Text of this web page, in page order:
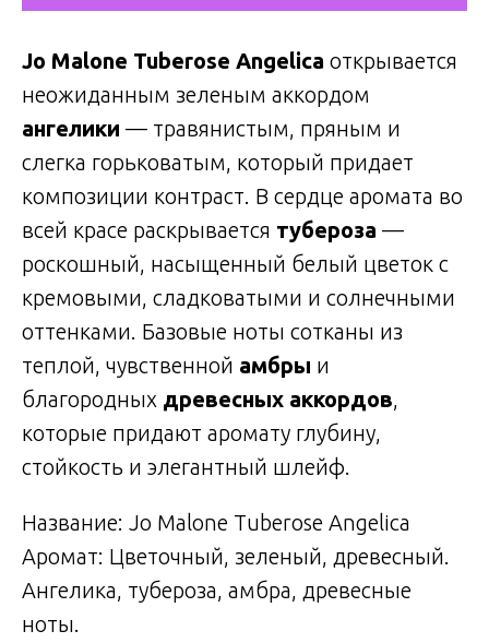
Jo Malone Tuberose Angelica открывается
неожиданным зеленым аккордом
ангелики — травянистым, пряным и
слегка горьковатым, который придает
композиции контраст. В сердце аромата во
всей красе раскрывается тубероза —
роскошный, насыщенный белый цветок с
кремовыми, сладковатыми и солнечными
оттенками. Базовые ноты сотканы из
теплой, чувственной амбры и
благородных древесных аккордов,
которые придают аромату глубину,
стойкость и элегантный шлейф.
Название: Jo Malone Tuberose Angelica
Аромат: Цветочный, зеленый, древесный.
Ангелика, тубероза, амбра, древесные
ноты.